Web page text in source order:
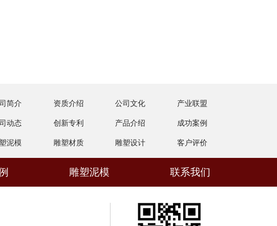
简介 资质介绍 公司文化 产业联盟
动态 创新专利 产品介绍 成功案例
泥模 雕塑材质 雕塑设计 客户评价
雕塑泥模 联系我们